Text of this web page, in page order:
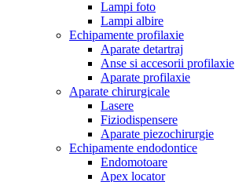
Lampi foto
Lampi albire
Echipamente profilaxie
Aparate detartraj
Anse si accesorii profilaxie
Aparate profilaxie
Aparate chirurgicale
Lasere
Fiziodispensere
Aparate piezochirurgie
Echipamente endodontice
Endomotoare
Apex locator